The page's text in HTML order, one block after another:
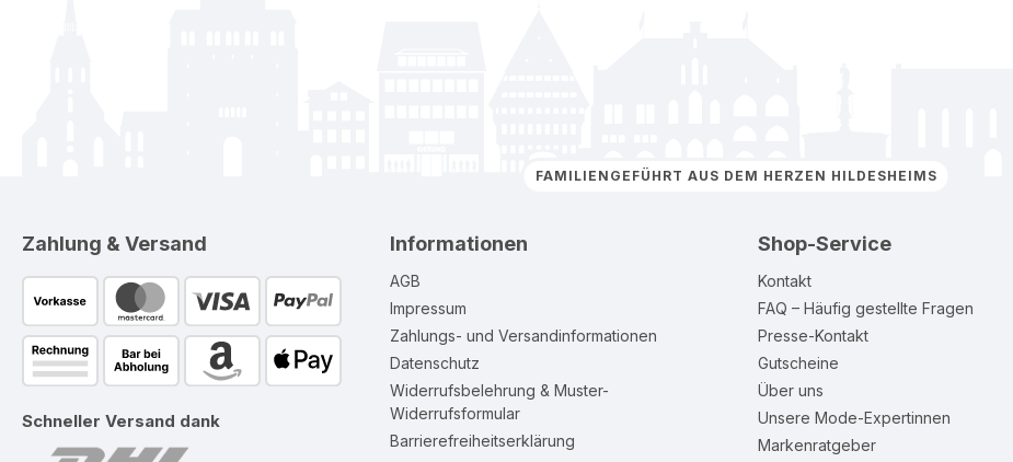
FAMILIENGEFÜHRT AUS DEM HERZEN HILDESHEIMS
Zahlung & Versand
Schneller Versand dank
Informationen
AGB
Impressum
Zahlungs- und Versandinformationen
Datenschutz
Widerrufsbelehrung & Muster-
Widerrufsformular
Barrierefreiheitserklärung
Shop-Service
Kontakt
FAQ – Häufig gestellte Fragen
Presse-Kontakt
Gutscheine
Über uns
Unsere Mode-Expertinnen
Markenratgeber